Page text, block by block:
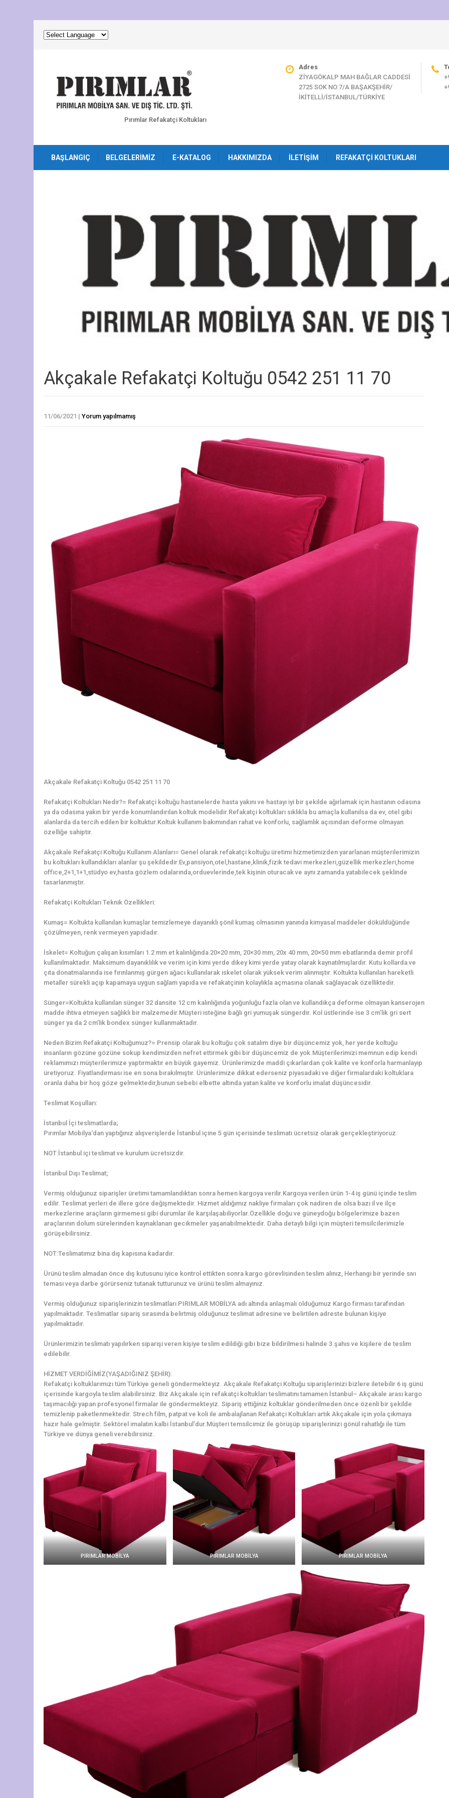
Pırımlar Refakatçi Koltukları
Adres
ZİYAGÖKALP MAH BAĞLAR CADDESİ
2725 SOK NO:7/A BAŞAKŞEHİR/
İKİTELLİ/İSTANBUL/TÜRKİYE
BAŞLANGIÇ BELGELERIMIZ E-KATALOG HAKKIMIZDA İLETIŞIM REFAKATÇI KOLTUKLARI
Akçakale Refakatçi Koltuğu 0542 251 11 70
11/06/2021 | Yorum yapılmamış
Akçakale Refakatçi Koltuğu 0542 251 11 70
Refakatçi Koltukları Nedir?= Refakatçi koltuğu hastanelerde hasta yakını ve hastayı iyi bir şekilde ağırlamak için hastanın odasına
ya da odasına yakın bir yerde konumlandırılan koltuk modelidir.Refakatçi koltukları sıklıkla bu amaçla kullanılsa da ev, otel gibi
alanlarda da tercih edilen bir koltuktur.Koltuk kullanım bakımından rahat ve konforlu, sağlamlık açısından deforme olmayan
özelliğe sahiptir.
Akçakale Refakatçi Koltuğu Kullanım Alanları= Genel olarak refakatçi koltuğu üretimi hizmetimizden yararlanan müşterilerimizin
bu koltukları kullandıkları alanlar şu şekildedir:Ev,pansiyon,otel,hastane,klinik,fizik tedavi merkezleri,güzellik merkezleri,home
office,2+1,1+1,stüdyo ev,hasta gözlem odalarında,orduevlerinde,tek kişinin oturacak ve aynı zamanda yatabilecek şeklinde
tasarlanmıştır.
Refakatçi Koltukları Teknik Özellikleri:
Kumaş= Koltukta kullanılan kumaşlar temizlemeye dayanıklı şönil kumaş olmasının yanında kimyasal maddeler döküldüğünde
çözülmeyen, renk vermeyen yapıdadır.
İskelet= Koltuğun çalışan kısımları 1.2 mm et kalınlığında 20×20 mm, 20×30 mm, 20x 40 mm, 20×50 mm ebatlarında demir profil
kullanılmaktadır. Maksimum dayanıklılık ve verim için kimi yerde dikey kimi yerde yatay olarak kaynatılmışlardır. Kutu kollarda ve
çıta donatmalarında ise fırınlanmış gürgen ağacı kullanılarak iskelet olarak yüksek verim alınmıştır. Koltukta kullanılan hareketli
metaller sürekli açıp kapamaya uygun sağlam yapıda ve refakatçinin kolaylıkla açmasına olanak sağlayacak özelliktedir.
Sünger=Koltukta kullanılan sünger 32 dansite 12 cm kalınlığında yoğunluğu fazla olan ve kullandıkça deforme olmayan kanserojen
madde ihtiva etmeyen sağlıklı bir malzemedir.Müşteri isteğine bağlı gri yumuşak süngerdir. Kol üstlerinde ise 3 cm’lik gri sert
sünger ya da 2 cm’lik bondex sünger kullanmaktadır.
Neden Bizim Refakatçi Koltuğumuz?= Prensip olarak bu koltuğu çok satalım diye bir düşüncemiz yok, her yerde koltuğu
insanların gözüne gözüne sokup kendimizden nefret ettirmek gibi bir düşüncemiz de yok.Müşterilerimizi memnun edip kendi
reklamımızı müşterilerimize yaptırmaktır en büyük gayemiz. Ürünlerimizde maddi çıkarlardan çok kalite ve konforla harmanlayıp
üretiyoruz. Fiyatlandırması ise en sona bırakılmıştır. Ürünlerimize dikkat ederseniz piyasadaki ve diğer firmalardaki koltuklara
oranla daha bir hoş göze gelmektedir,bunun sebebi elbette altında yatan kalite ve konforlu imalat düşüncesidir.
Teslimat Koşulları:
İstanbul İçi teslimatlarda;
Pırımlar Mobilya‘dan yaptığınız alışverişlerde İstanbul içine 5 gün içerisinde teslimatı ücretsiz olarak gerçekleştiriyoruz.
NOT:İstanbul içi teslimat ve kurulum ücretsizdir.
İstanbul Dışı Teslimat;
Vermiş olduğunuz siparişler üretimi tamamlandıktan sonra hemen kargoya verilir.Kargoya verilen ürün 1-4 iş günü içinde teslim
edilir. Teslimat yerleri de illere göre değişmektedir. Hizmet aldığımız nakliye firmaları çok nadiren de olsa bazı il ve ilçe
merkezlerine araçların girmemesi gibi durumlar ile karşılaşabiliyorlar.Özellikle doğu ve güneydoğu bölgelerimize bazen
araçlarının dolum sürelerinden kaynaklanan gecikmeler yaşanabilmektedir. Daha detaylı bilgi için müşteri temsilcilerimizle
görüşebilirsiniz.
NOT:Teslimatımız bina dış kapısına kadardır.
Ürünü teslim almadan önce dış kutusunu iyice kontrol ettikten sonra kargo görevlisinden teslim alınız, Herhangi bir yerinde sıvı
teması veya darbe görürseniz tutanak tutturunuz ve ürünü teslim almayınız.
Vermiş olduğunuz siparişlerinizin teslimatları PIRIMLAR MOBİLYA adı altında anlaşmalı olduğumuz Kargo firması tarafından
yapılmaktadır. Teslimatlar sipariş sırasında belirtmiş olduğunuz teslimat adresine ve belirtilen adreste bulunan kişiye
yapılmaktadır.
Ürünlerimizin teslimatı yapılırken siparişi veren kişiye teslim edildiği gibi bize bildirilmesi halinde 3.şahıs ve kişilere de teslim
edilebilir.
HİZMET VERDİĞİMİZ(YAŞADIĞINIZ ŞEHİR):
Refakatçi koltuklarımızı tüm Türkiye geneli göndermekteyiz. Akçakale Refakatçi Koltuğu siparişlerinizi bizlere iletebilir 6 iş günü
içerisinde kargoyla teslim alabilirsiniz. Biz Akçakale için refakatçi koltukları teslimatını tamamen İstanbul– Akçakale arası kargo
taşımacılığı yapan profesyonel firmalar ile göndermekteyiz. Sipariş ettiğiniz koltuklar gönderilmeden önce özenli bir şekilde
temizlenip paketlenmektedir. Strech film, patpat ve koli ile ambalajlanan Refakatçi Koltukları artık Akçakale için yola çıkmaya
hazır hale gelmiştir. Sektörel imalatın kalbi İstanbul’dur.Müşteri temsilcimiz ile görüşüp siparişlerinizi gönül rahatlığı ile tüm
Türkiye ve dünya geneli verebilirsiniz.
PIRIMLAR MOBİLYA PIRIMLAR MOBİLYA PIRIMLAR MOBİLYA